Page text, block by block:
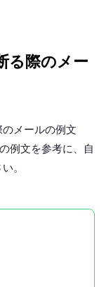
る際のメー
メールの例文
例文を参考に、自
。